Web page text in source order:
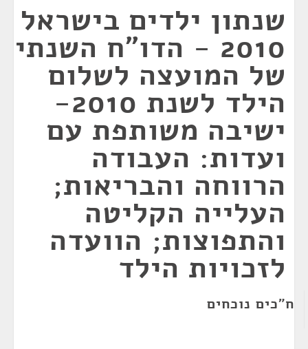
שנתון ילדים בישראל
2010 - הדו"ח השנתי
של המועצה לשלום
הילד לשנת 2010-
ישיבה משותפת עם
ועדות: העבודה
הרווחה והבריאות;
העלייה הקליטה
והתפוצות; הוועדה
לזכויות הילד
ח"כים נוכחים